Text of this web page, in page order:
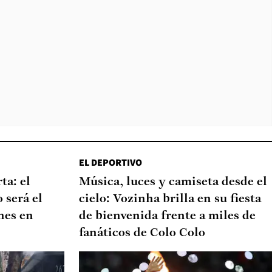
el
será el
en
EL DEPORTIVO
Música, luces y camiseta desde el
cielo: Vozinha brilla en su fiesta
de bienvenida frente a miles de
fanáticos de Colo Colo